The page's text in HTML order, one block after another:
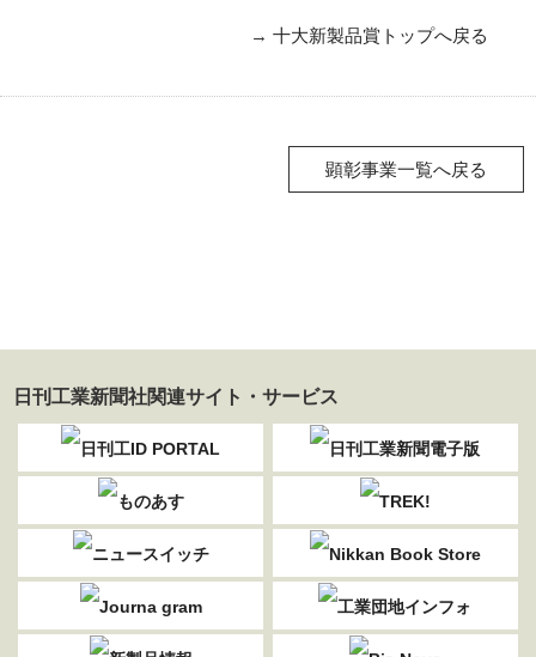
→ 十大新製品賞トップへ戻る
顕彰事業一覧へ戻る
日刊工業新聞社関連サイト・サービス